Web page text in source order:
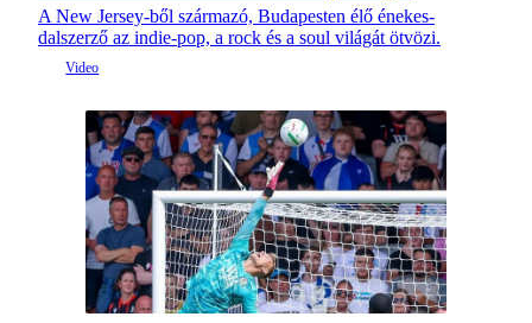
A New Jersey-ből származó, Budapesten élő énekes-
dalszerző az indie-pop, a rock és a soul világát ötvözi.